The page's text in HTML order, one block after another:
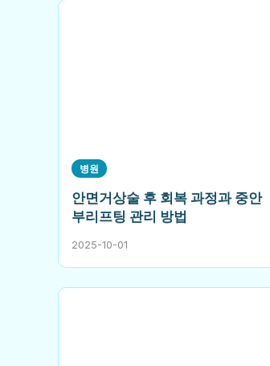
병원
안면거상술 후 회복 과정과 중안
부리프팅 관리 방법
2025-10-01